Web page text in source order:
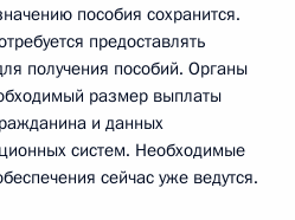
пособия сохранится.
предоставлять
получения пособий. Органы
размер выплаты
и данных
систем. Необходимые
сейчас уже ведутся.